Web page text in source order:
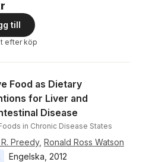
till
efter köp
Food as Dietary
for Liver and
Disease
in Chronic Disease States
Preedy, Ronald Ross Watson
Engelska 2012